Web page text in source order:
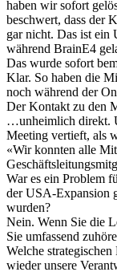
haben wir sofort
beschwert, dass der
gar nicht. Das ist ein
während BrainE4
Das wurde sofort
Klar. So haben die
noch während der
Der Kontakt zu den
…unheimlich direkt.
Meeting vertieft, als
«Wir konnten alle
War es ein Problem
der USA-Expansion
wurden?
Nein. Wenn Sie die
Sie umfassend
Welche
wieder unsere